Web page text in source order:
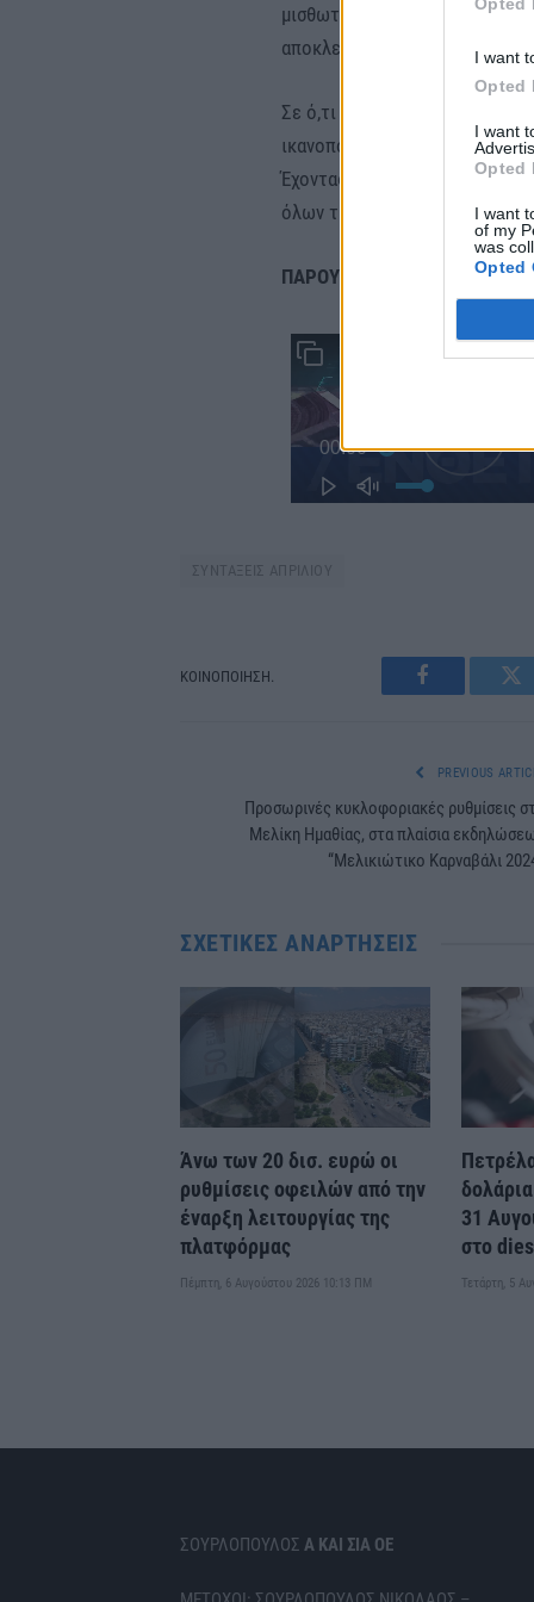
I want
Opted
I want
Opted
I want
of my
was
Opted
μισθωτούς και συνταξιούχους,
αποκλειστικά από μισθούς και
Σε ό,τι αφορά στο ταμείο
ικανοποιητική κρίνεται η
Έχοντας καλύψει το 50% της
όλων των οροσήμων του
ΠΑΡΟΥΣΙΑΣΗ: ΓΩΓΩ ΚΑΤΣΕΛΗ
ΣΥΝΤΑΞΕΙΣ ΑΠΡΙΛΙΟΥ
ΚΟΙΝΟΠΟΙΗΣΗ.
Facebook
PREVIOUS
Προσωρινές κυκλοφοριακές ρυθμίσεις
Μελίκη Ημαθίας, στα πλαίσια
“Μελικιώτικο Καρναβάλι
ΣΧΕΤΙΚΈΣ ΑΝΑΡΤΉΣΕΙΣ
Άνω των 20 δισ. ευρώ οι
ρυθμίσεις οφειλών από την
έναρξη λειτουργίας της
πλατφόρμας
Πέμπτη, 6 Αυγούστου 2026 10:13 ΠΜ
31
στο
Τετάρτη, 5
ΣΟΥΡΛΟΠΟΥΛΟΣ Α ΚΑΙ ΣΙΑ ΟΕ